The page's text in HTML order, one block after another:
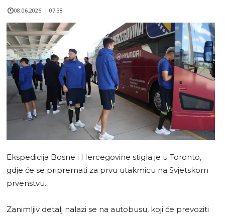
08.06.2026. | 07:38
Ekspedicija Bosne i Hercegovine stigla je u Toronto,
gdje će se pripremati za prvu utakmicu na Svjetskom
prvenstvu.
Zanimljiv detalj nalazi se na autobusu, koji će prevoziti